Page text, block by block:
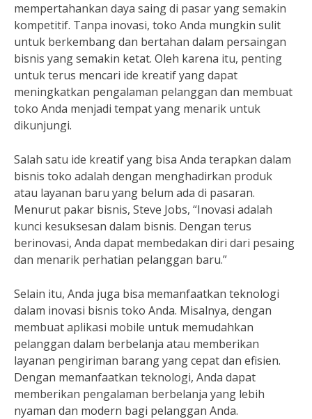
mempertahankan daya saing di pasar yang semakin
kompetitif. Tanpa inovasi, toko Anda mungkin sulit
untuk berkembang dan bertahan dalam persaingan
bisnis yang semakin ketat. Oleh karena itu, penting
untuk terus mencari ide kreatif yang dapat
meningkatkan pengalaman pelanggan dan membuat
toko Anda menjadi tempat yang menarik untuk
dikunjungi.
Salah satu ide kreatif yang bisa Anda terapkan dalam
bisnis toko adalah dengan menghadirkan produk
atau layanan baru yang belum ada di pasaran.
Menurut pakar bisnis, Steve Jobs, “Inovasi adalah
kunci kesuksesan dalam bisnis. Dengan terus
berinovasi, Anda dapat membedakan diri dari pesaing
dan menarik perhatian pelanggan baru.”
Selain itu, Anda juga bisa memanfaatkan teknologi
dalam inovasi bisnis toko Anda. Misalnya, dengan
membuat aplikasi mobile untuk memudahkan
pelanggan dalam berbelanja atau memberikan
layanan pengiriman barang yang cepat dan efisien.
Dengan memanfaatkan teknologi, Anda dapat
memberikan pengalaman berbelanja yang lebih
nyaman dan modern bagi pelanggan Anda.